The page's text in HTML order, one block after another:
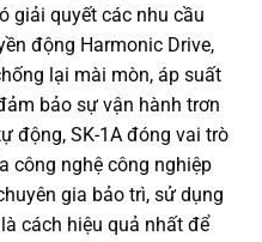
giải quyết các nhu cầu
động Harmonic Drive,
lại mài mòn, áp suất
bảo sự vận hành trơn
động, SK-1A đóng vai trò
công nghệ công nghiệp
gia bảo trì, sử dụng
cách hiệu quả nhất để